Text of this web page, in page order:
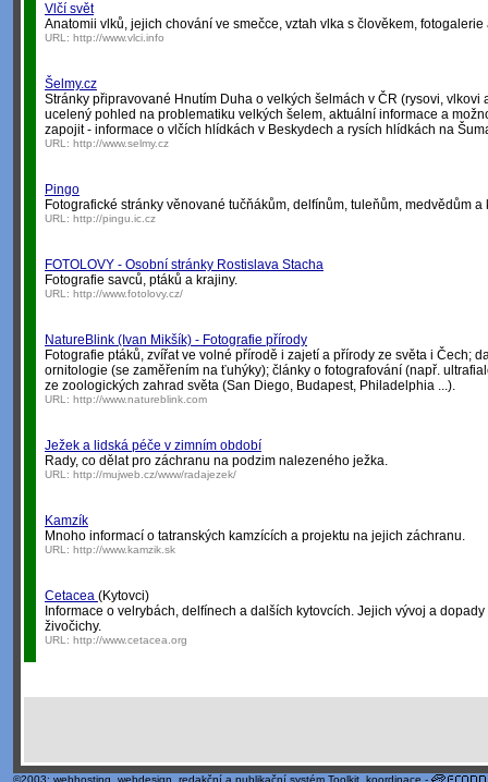
Vlčí svět
Anatomii vlků, jejich chování ve smečce, vztah vlka s člověkem,
URL: http://www.vlci.info
Šelmy.cz
Stránky připravované Hnutím Duha o velkých šelmách v ČR (rysovi,
ucelený pohled na problematiku velkých šelem, aktuální informace a
zapojit - informace o vlčích hlídkách v Beskydech a rysích hlídkách na
URL: http://www.selmy.cz
Pingo
Fotografické stránky věnované tučňákům, delfínům, tuleňům, medvědům a
URL: http://pingu.ic.cz
FOTOLOVY - Osobní stránky Rostislava Stacha
Fotografie savců, ptáků a krajiny.
URL: http://www.fotolovy.cz/
NatureBlink (Ivan Mikšík) - Fotografie přírody
Fotografie ptáků, zvířat ve volné přírodě i zajetí a přírody ze světa i Čech;
ornitologie (se zaměřením na ťuhýky); články o fotografování (např.
ze zoologických zahrad světa (San Diego, Budapest, Philadelphia ...).
URL: http://www.natureblink.com
Ježek a lidská péče v zimním období
Rady, co dělat pro záchranu na podzim nalezeného ježka.
URL: http://mujweb.cz/www/radajezek/
Kamzík
Mnoho informací o tatranských kamzících a projektu na jejich záchranu.
URL: http://www.kamzik.sk
Cetacea (Kytovci)
Informace o velrybách, delfínech a dalších kytovcích. Jejich vývoj a
živočichy.
URL: http://www.cetacea.org
©2003; webhosting webdesign redakční a publikační systém Toolkit , koordinace -